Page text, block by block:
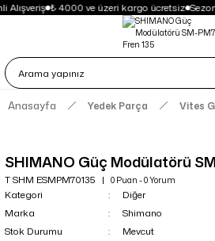
Alışveriş ₺ 4000 ve üzeri kargo ücretsiz
Anasayfa Yedek Parça Vites
SHIMANO Güç Modülatörü
T SHM ESMPM70135 0 Puan - 0 Yorum
Kategori
Diğer
Marka
Shimano
Stok Durumu
Mevcut